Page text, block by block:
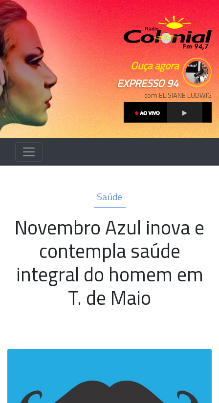
Ouça agora
EXPRESSO 94
com ELISIANE LUDWIG
Saúde
Novembro Azul inova e
contempla saúde
integral do homem em
T. de Maio